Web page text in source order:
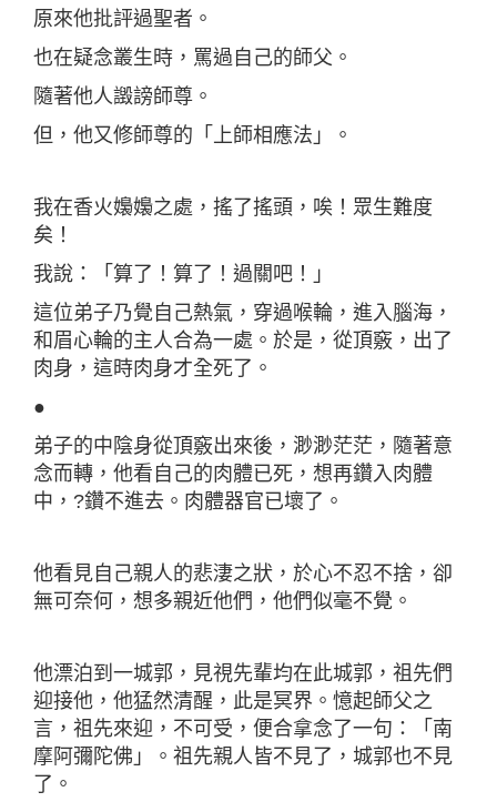
原來他批評過聖者。
也在疑念叢生時，罵過自己的師父。
隨著他人譭謗師尊。
但，他又修師尊的「上師相應法」。
我在香火嬝嬝之處，搖了搖頭，唉！眾生難度
矣！
我說：「算了！算了！過關吧！」
這位弟子乃覺自己熱氣，穿過喉輪，進入腦海，
和眉心輪的主人合為一處。於是，從頂竅，出了
肉身，這時肉身才全死了。
●
弟子的中陰身從頂竅出來後，渺渺茫茫，隨著意
念而轉，他看自己的肉體已死，想再鑽入肉體
中，?鑽不進去。肉體器官已壞了。
他看見自己親人的悲淒之狀，於心不忍不捨，卻
無可奈何，想多親近他們，他們似毫不覺。
他漂泊到一城郭，見視先輩均在此城郭，祖先們
迎接他，他猛然清醒，此是冥界。憶起師父之
言，祖先來迎，不可受，便合拿念了一句：「南
摩阿彌陀佛」。祖先親人皆不見了，城郭也不見
了。